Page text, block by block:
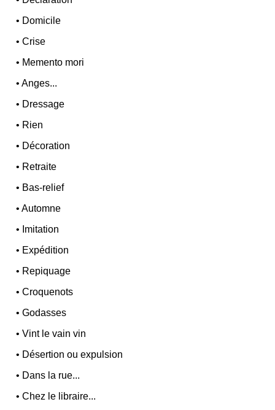
• Domicile
•Crise
• Memento mori
•Anges...
• Dressage
• Rien
• Décoration
• Retraite
• Bas-relief
•Automne
• Imitation
• Expédition
• Repiquage
•Croquenots
•Godasses
•Vint le vain vin
• Désertion ou expulsion
• Dans la rue...
•Chez le libraire...